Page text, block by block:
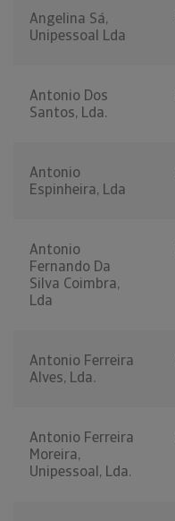
Angelina Sá,
Unipessoal Lda
Antonio Dos
Santos, Lda.
Antonio
Espinheira, Lda
Antonio
Fernando Da
Silva Coimbra,
Lda
Antonio Ferreira
Alves, Lda.
Antonio Ferreira
Moreira,
Unipessoal, Lda.